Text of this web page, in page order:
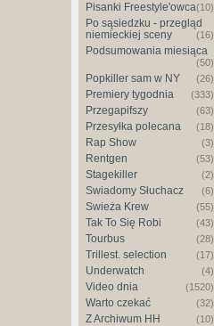
Pisanki Freestyle'owca(10)
Po sąsiedzku - przegląd
niemieckiej sceny
(16)
Podsumowania miesiąca
(50)
Popkiller sam w NY (26)
Premiery tygodnia (333)
Przegapifszy (63)
Przesyłka polecana (18)
Rap Show (3)
Rentgen (53)
Stagekiller (2)
Świadomy Słuchacz (6)
Świeża Krew (55)
Tak To Się Robi (43)
Tourbus (28)
Trillest. selection (17)
Underwatch (4)
Video dnia (1520)
Warto czekać (32)
Z Archiwum HH (10)